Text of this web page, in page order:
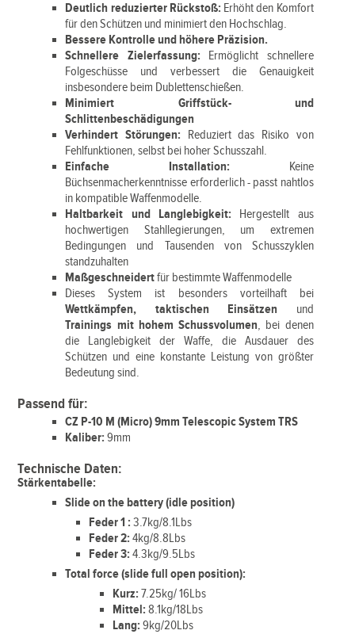
Deutlich reduzierter Rückstoß: Erhöht den Komfort
für den Schützen und minimiert den Hochschlag.
Bessere Kontrolle und höhere Präzision.
Schnellere Zielerfassung: Ermöglicht schnellere
Folgeschüsse und verbessert die Genauigkeit
insbesondere beim Dublettenschießen.
Minimiert Griffstück- und
Schlittenbeschädigungen
Verhindert Störungen: Reduziert das Risiko von
Fehlfunktionen, selbst bei hoher Schusszahl.
Einfache Installation: Keine
Büchsenmacherkenntnisse erforderlich - passt nahtlos
in kompatible Waffenmodelle.
Haltbarkeit und Langlebigkeit: Hergestellt aus
hochwertigen Stahllegierungen, um extremen
Bedingungen und Tausenden von Schusszyklen
standzuhalten
Maßgeschneidertfür bestimmte Waffenmodelle
Dieses System ist besonders vorteilhaft bei
Wettkämpfen, taktischen Einsätzen und
Trainings mit hohem Schussvolumen, bei denen
die Langlebigkeit der Waffe, die Ausdauer des
Schützen und eine konstante Leistung von größter
Bedeutung sind.
Passend für:
CZ P-10 M (Micro) 9mm Telescopic System TRS
Kaliber: 9mm
Technische Daten:
Stärkentabelle:
Slide on the battery (idle position)
Feder 1 :3.7kg/8.1Lbs
Feder 2:4kg/8.8Lbs
Feder 3:4.3kg/9.5Lbs
Total force (slide full open position):
Kurz:7.25kg/ 16Lbs
Mittel:8.1kg/18Lbs
Lang:9kg/20Lbs